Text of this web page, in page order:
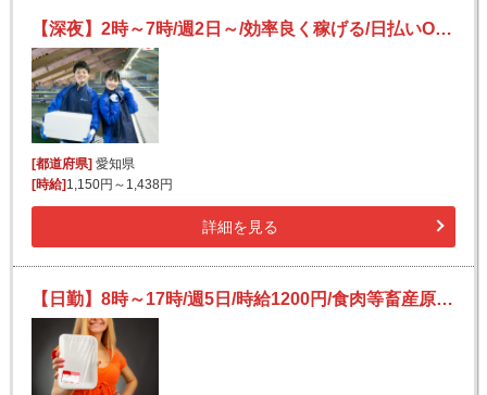
【深夜】2時～7時/週2日～/効率良く稼げる/日払いOK(規定有)/副業可/フリーター活躍/未経験歓迎
[都道府県] 愛知県
[時給] 1,150円～1,438円
詳細を見る
【日勤】8時～17時/週5日/時給1200円/食肉等畜産原料の出荷作業